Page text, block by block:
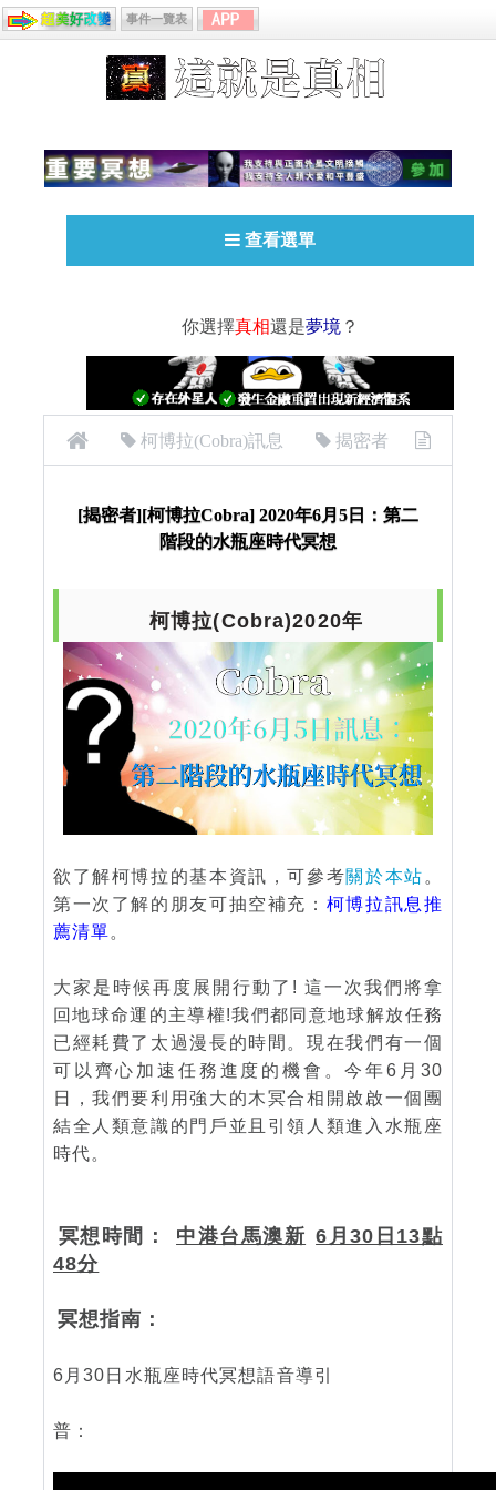
事件一覽表
查看選單
你選擇真相還是夢境 ？
柯博拉(Cobra)訊息 揭密者
瓶座時代冥想
[揭密者][柯博拉Cobra] 2020年6月5日：第二
階段的水瓶座時代冥想
柯博拉(Cobra)2020年
欲了解柯博拉的基本資訊，可參考關於本站 。
第一次了解的朋友可抽空補充： 柯博拉訊息推
薦清單。
大家是時候再度展開行動了! 這一次我們將拿
回地球命運的主導權!我們都同意地球解放任務
已經耗費了太過漫長的時間。現在我們有一個
可以齊心加速任務進度的機會。今年6月30
日，我們要利用強大的木冥合相開啟啟一個團
結全人類意識的門戶並且引領人類進入水瓶座
時代。
冥想時間： 中港台馬澳新 6月30日13點
48分
冥想指南：
6月30日水瓶座時代冥想語音導引
普：